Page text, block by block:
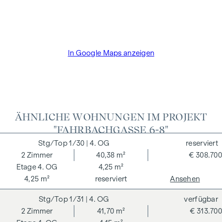
In Google Maps anzeigen
ÄHNLICHE WOHNUNGEN IM PROJEKT
"FAHRBACHGASSE 6-8"
1/30 | 4. OG
4. OG
2Zimmer
40,38 m²
4,25 m²
4,25 m²
€ 308.700
reserviert
reserviert
Ansehen
1/31 | 4. OG
2Zimmer
41,70 m²
€ 313.700
verfügbar